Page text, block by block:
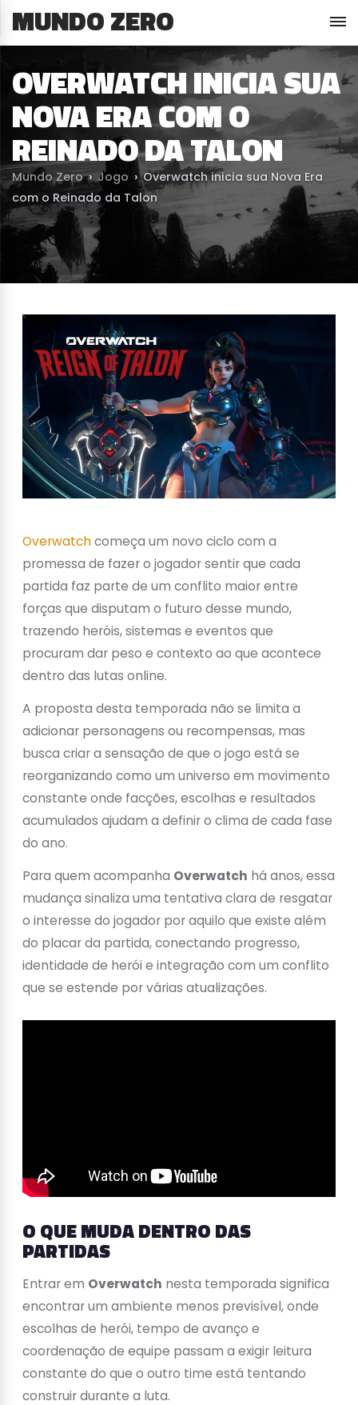
MUNDO ZERO
OVERWATCH INICIA SUA
NOVA ERA COM O
REINADO DA TALON
Mundo Zero › Jogo › Overwatch inicia sua Nova Era
com o Reinado da Talon
Overwatchcomeça um novo ciclo com a
promessa de fazer o jogador sentir que cada
partida faz parte de um conflito maior entre
forças que disputam o futuro desse mundo,
trazendo heróis, sistemas e eventos que
procuram dar peso e contexto ao que acontece
dentro das lutas online.
A proposta desta temporada não se limita a
adicionar personagens ou recompensas, mas
busca criar a sensação de que o jogo está se
reorganizando como um universo em movimento
constante onde facções, escolhas e resultados
acumulados ajudam a definir o clima de cada fase
do ano.
Para quem acompanha Overwatch há anos, essa
mudança sinaliza uma tentativa clara de resgatar
o interesse do jogador por aquilo que existe além
do placar da partida, conectando progresso,
identidade de herói e integração com um conflito
que se estende por várias atualizações.
O QUE MUDA DENTRO DAS
PARTIDAS
Entrar em Overwatch nesta temporada significa
encontrar um ambiente menos previsível, onde
escolhas de herói, tempo de avanço e
coordenação de equipe passam a exigir leitura
constante do que o outro time está tentando
construir durante a luta.